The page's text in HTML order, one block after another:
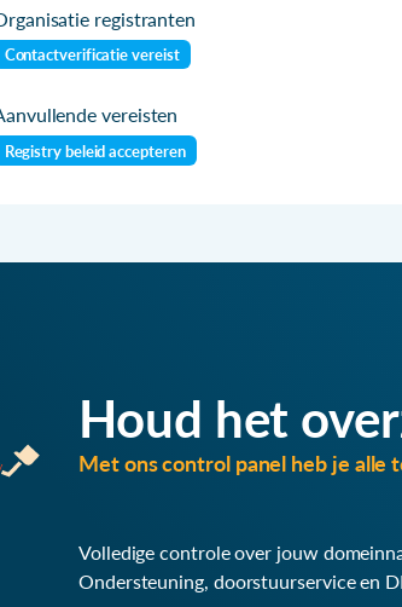
registranten
Contactverificatie vereist
vereisten
Registry beleid accepteren
Houd het
Met ons control panel heb je
Volledige controle over jouw
Ondersteuning, doorstuurservice en